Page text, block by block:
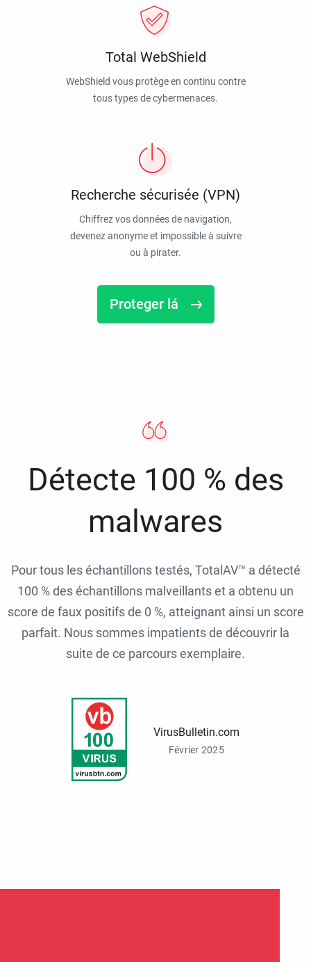
Total WebShield
WebShield vous protège en continu contre
tous types de cybermenaces.
Recherche sécurisée (VPN)
Chiffrez vos données de navigation,
devenez anonyme et impossible à suivre
ou à pirater.
Proteger lá
Détecte 100 % des
malwares
Pour tous les échantillons testés, TotalAV™ a détecté
100 % des échantillons malveillants et a obtenu un
score de faux positifs de 0 %, atteignant ainsi un score
parfait. Nous sommes impatients de découvrir la
suite de ce parcours exemplaire.
VirusBulletin.com
Février 2025